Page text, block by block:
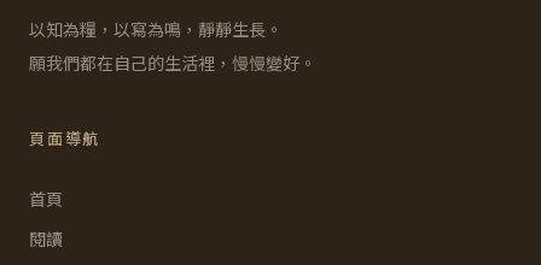
以知為糧，以寫為鳴，靜靜生長。
願我們都在自己的生活裡，慢慢變好。
頁面導航
首頁
閱讀